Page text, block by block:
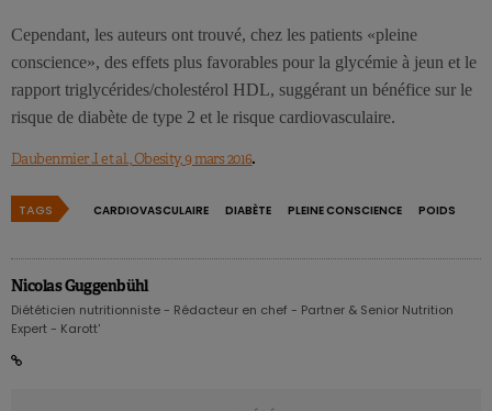
Cependant, les auteurs ont trouvé, chez les patients «pleine
conscience», des effets plus favorables pour la glycémie à jeun et le
rapport triglycérides/cholestérol HDL, suggérant un bénéfice sur le
risque de diabète de type 2 et le risque cardiovasculaire.
Daubenmier J. et al., Obesity, 9 mars 2016.
TAGS CARDIOVASCULAIRE DIABÈTE PLEINE CONSCIENCE POIDS
Nicolas Guggenbühl
Diététicien nutritionniste - Rédacteur en chef - Partner & Senior Nutrition
Expert - Karott'